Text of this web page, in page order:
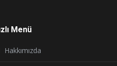
Menü
Hakkımızda